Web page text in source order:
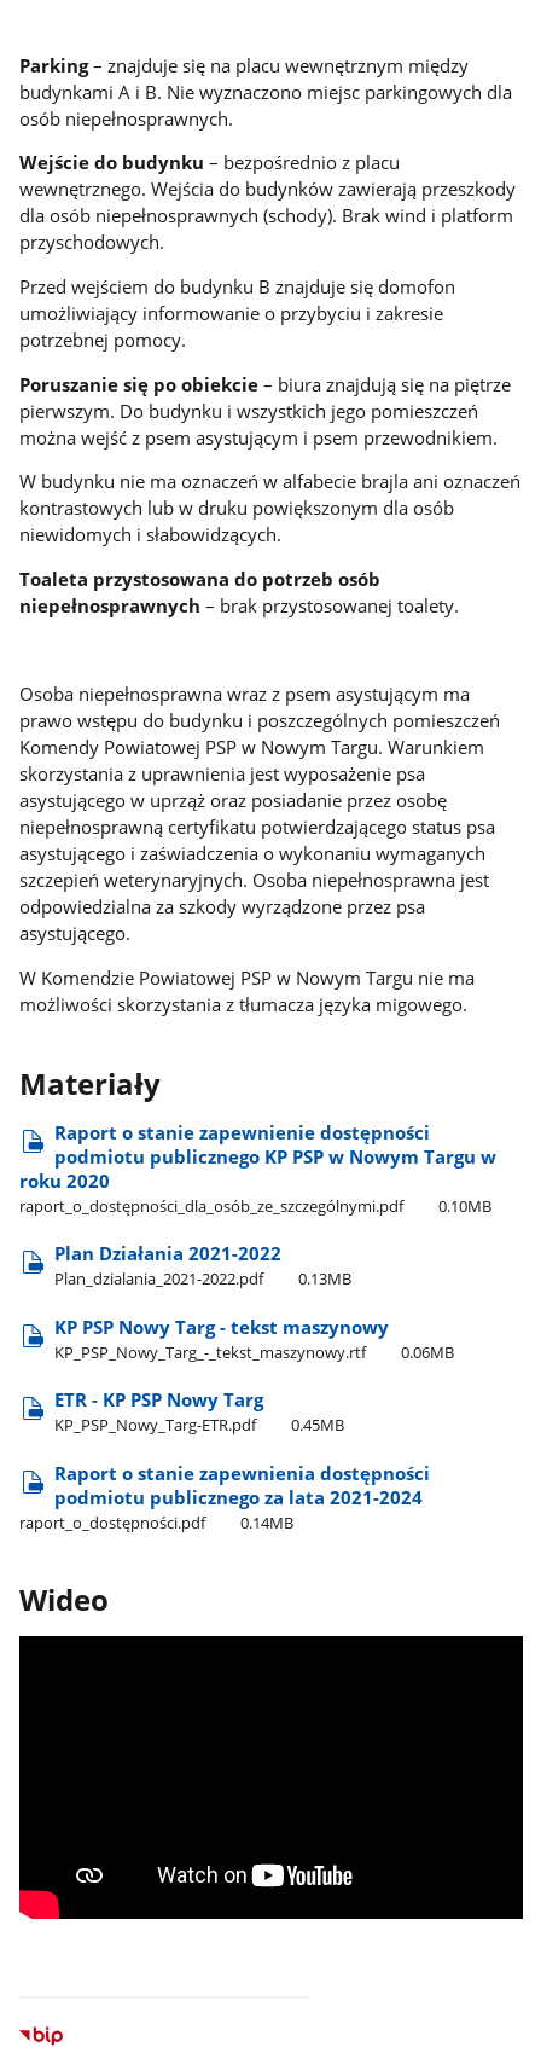
Parking– znajduje się na placu wewnętrznym między
budynkami A i B. Nie wyznaczono miejsc parkingowych dla
osób niepełnosprawnych.
Wejście do budynku – bezpośrednio z placu
wewnętrznego. Wejścia do budynków zawierają przeszkody
dla osób niepełnosprawnych (schody). Brak wind i platform
przyschodowych.
Przed wejściem do budynku B znajduje się domofon
umożliwiający informowanie o przybyciu i zakresie
potrzebnej pomocy.
Poruszanie się po obiekcie – biura znajdują się na piętrze
pierwszym. Do budynku i wszystkich jego pomieszczeń
można wejść z psem asystującym i psem przewodnikiem.
W budynku nie ma oznaczeń w alfabecie brajla ani oznaczeń
kontrastowych lub w druku powiększonym dla osób
niewidomych i słabowidzących.
Toaleta przystosowana do potrzeb osób
niepełnosprawnych– brak przystosowanej toalety.
Osoba niepełnosprawna wraz z psem asystującym ma
prawo wstępu do budynku i poszczególnych pomieszczeń
Komendy Powiatowej PSP w Nowym Targu. Warunkiem
skorzystania z uprawnienia jest wyposażenie psa
asystującego w uprząż oraz posiadanie przez osobę
niepełnosprawną certyfikatu potwierdzającego status psa
asystującego i zaświadczenia o wykonaniu wymaganych
szczepień weterynaryjnych. Osoba niepełnosprawna jest
odpowiedzialna za szkody wyrządzone przez psa
asystującego.
W Komendzie Powiatowej PSP w Nowym Targu nie ma
możliwości skorzystania z tłumacza języka migowego.
Materiały
Raport o stanie zapewnienie dostępności
podmiotu publicznego KP PSP w Nowym Targu w
roku 2020
raport​_o​_dostępności​_dla​_osób​_ze​_szczególnymi.pdf 0.10MB
Plan Działania 2021-2022
Plan​_dzialania​_2021-2022.pdf 0.13MB
KP PSP Nowy Targ - tekst maszynowy
KP​_PSP​_Nowy​_Targ​_-​_tekst​_maszynowy.rtf 0.06MB
ETR - KP PSP Nowy Targ
KP​_PSP​_Nowy​_Targ-ETR.pdf 0.45MB
Raport o stanie zapewnienia dostępności
podmiotu publicznego za lata 2021-2024
raport​_o​_dostępności.pdf 0.14MB
Wideo